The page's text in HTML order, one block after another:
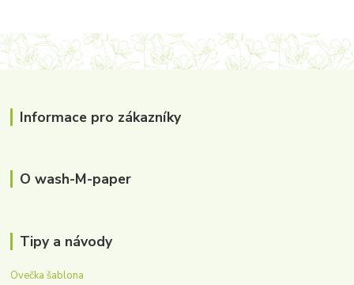
Informace pro zákazníky
O wash-M-paper
Tipy a návody
Ovečka šablona